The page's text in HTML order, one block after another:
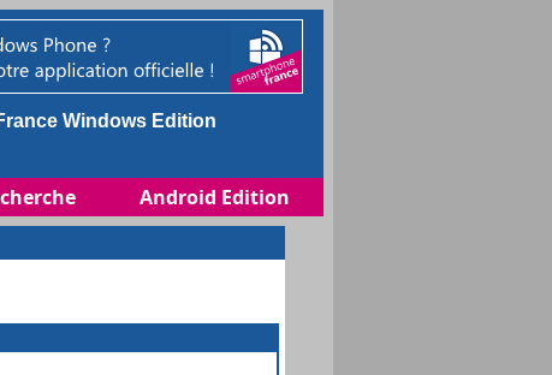
Windows Edition
Android Edition